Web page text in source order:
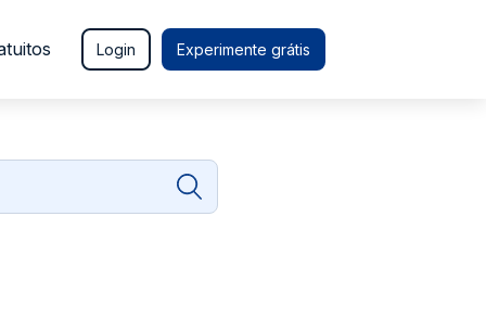
Login Experimente grátis